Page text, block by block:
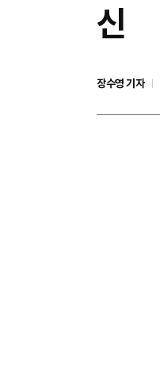
신
장수영 기자